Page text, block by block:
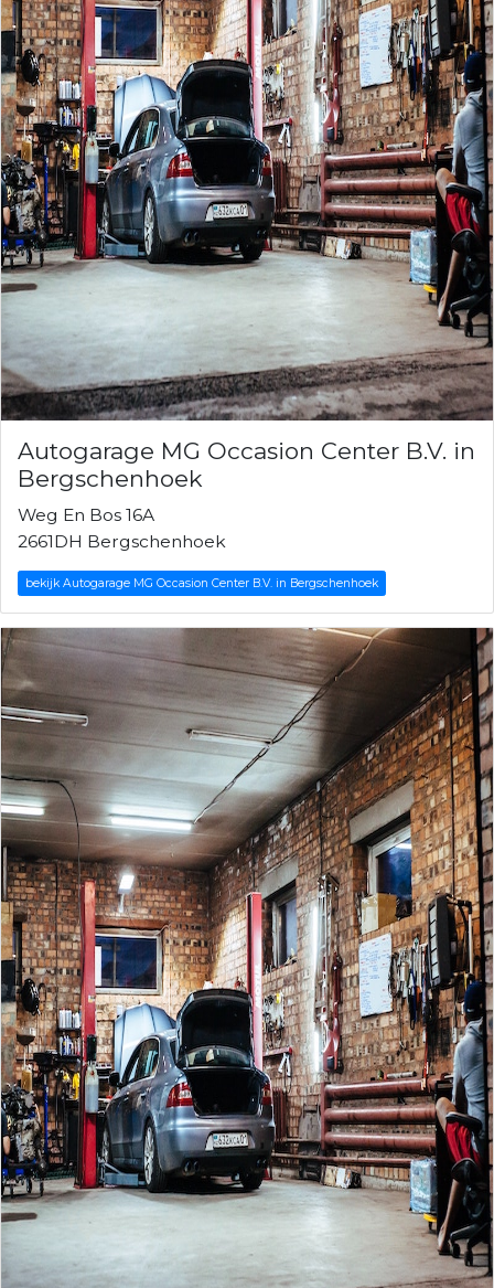
Autogarage MG Occasion Center B.V. in
Bergschenhoek
Weg En Bos 16A
2661DH Bergschenhoek
bekijk Autogarage MG Occasion Center B.V. in Bergschenhoek